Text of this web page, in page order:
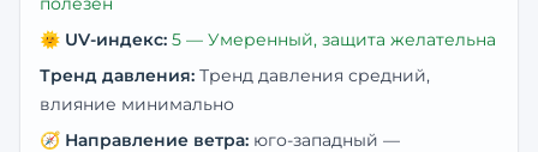
🌞 UV-индекс: 5 — Умеренный, защита желательна
Тренд давления: Тренд давления средний,
влияние минимально
🧭 Направление ветра: юго-западный —